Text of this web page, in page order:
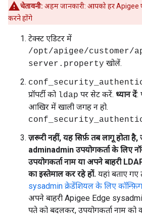
चेतावनी: अहम जानकारी: आपको हर Apigee
करने होंगे
टेक्स्ट एडिटर में
/opt/apigee/customer/
server.property खोलें.
प्रॉपर्टी को ldap पर सेट करें. ध्यान दें:
आखिर में खाली जगह न हो.
ज़रूरी नहीं, यह सिर्फ़ तब लागू होता
adminadmin उपयोगकर्ता के लिए
उपयोगकर्ता नाम या अपने बाहरी
का इस्तेमाल कर रहे हों. यहां बताए गए
sysadmin क्रेडेंशियल के लिए
अपने बाहरी Apigee Edge
पते को बदलकर, उपयोगकर्ता नाम को